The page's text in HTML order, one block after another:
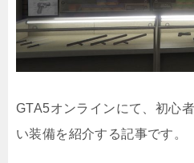
GTA5オンラインにて、初心
い装備を紹介する記事です。